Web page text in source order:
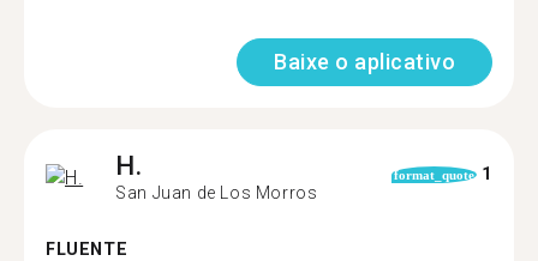
Baixe o aplicativo
H.
San Juan de Los Morros
format_quote 1
FLUENTE